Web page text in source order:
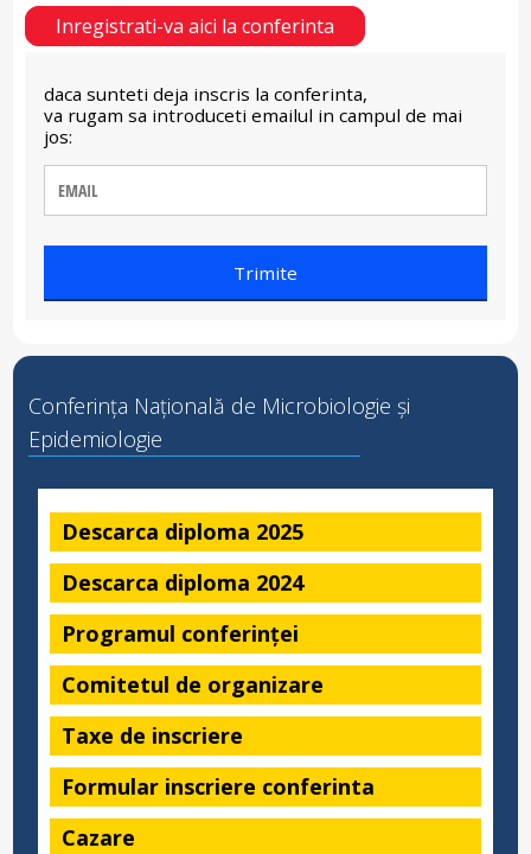
Inregistrati-va aici la conferinta
daca sunteti deja inscris la conferinta,
va rugam sa introduceti emailul in campul de mai
jos:
Conferința Națională de Microbiologie și
Epidemiologie
Descarca diploma 2025
Descarca diploma 2024
Programul conferinței
Comitetul de organizare
Taxe de inscriere
Formular inscriere conferinta
Cazare